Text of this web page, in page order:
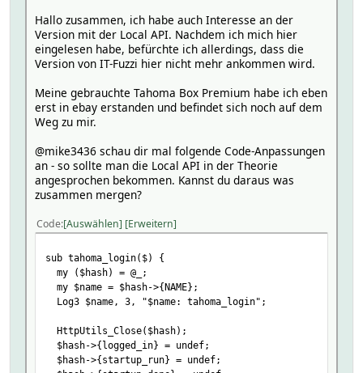
timeout => 10,
noshutdown => 1,
hash => $hash,
url => $token_url,
callback => \&tahoma_handle_token_response,
nonblocking => 1,
});
sub tahoma_handle_token_response($) {
my ($hash, $response) = @_;
my $name = $hash->{NAME};
if ($response->{httpCode} == 200) {
my $token = $response->{data}->{token}; # Token aus
# Hier können Sie den generierten Token speichern und
} else {
Log3 $name, 2, "$name: Fehler beim Generieren des
# Hier können Sie entsprechend auf einen Fehler beim
Hallo zusammen, ich habe auch Interesse an der
Version mit der Local API. Nachdem ich mich hier
eingelesen habe, befürchte ich allerdings, dass die
Version von IT-Fuzzi hier nicht mehr ankommen wird.
Meine gebrauchte Tahoma Box Premium habe ich eben
erst in ebay erstanden und befindet sich noch auf dem
Weg zu mir.
@mike3436 schau dir mal folgende Code-Anpassungen
an - so sollte man die Local API in der Theorie
angesprochen bekommen. Kannst du daraus was
zusammen mergen?
Code Auswählen Erweitern
sub tahoma_login($) {
my ($hash) = @_;
my $name = $hash->{NAME};
Log3 $name, 3, "$name: tahoma_login";
HttpUtils_Close($hash);
$hash->{logged_in} = undef;
$hash->{startup_run} = undef;